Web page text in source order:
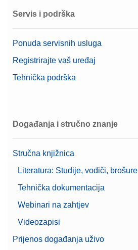
Servis i podrška
Ponuda servisnih usluga
Registrirajte vaš uređaj
Tehnička podrška
Događanja i stručno znanje
Stručna knjižnica
Literatura: Studije, vodiči, brošure
Tehnička dokumentacija
Webinari na zahtjev
Videozapisi
Prijenos događanja uživo